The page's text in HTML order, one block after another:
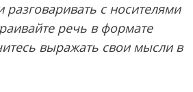
разговаривать с носителями
речь в формате
выражать свои мысли в